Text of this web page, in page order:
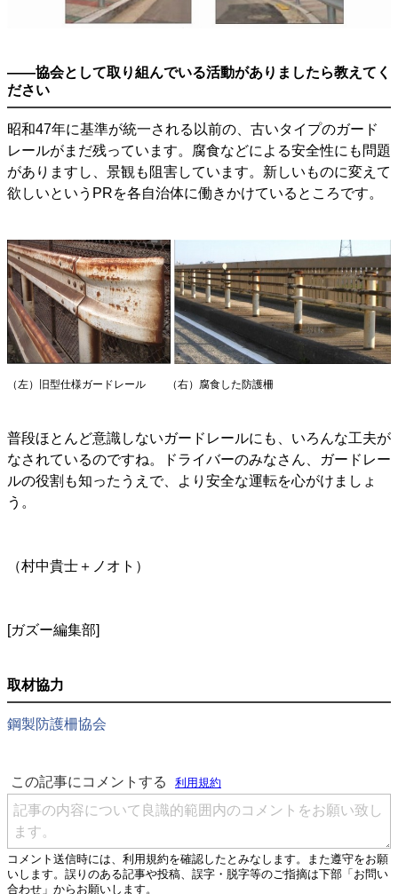
――協会として取り組んでいる活動がありましたら教えてく
ださい
昭和47年に基準が統一される以前の、古いタイプのガード
レールがまだ残っています。腐食などによる安全性にも問題
がありますし、景観も阻害しています。新しいものに変えて
欲しいというPRを各自治体に働きかけているところです。
（左）旧型仕様ガードレール （右）腐食した防護柵
普段ほとんど意識しないガードレールにも、いろんな工夫が
なされているのですね。ドライバーのみなさん、ガードレー
ルの役割も知ったうえで、より安全な運転を心がけましょ
う。
（村中貴士＋ノオト）
[ガズー編集部]
取材協力
鋼製防護柵協会